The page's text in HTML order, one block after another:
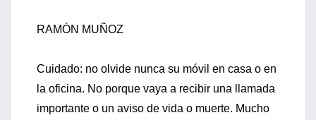
RAMÓN MUÑOZ
Cuidado: no olvide nunca su móvil en casa o en
la oficina. No porque vaya a recibir una llamada
importante o un aviso de vida o muerte. Mucho